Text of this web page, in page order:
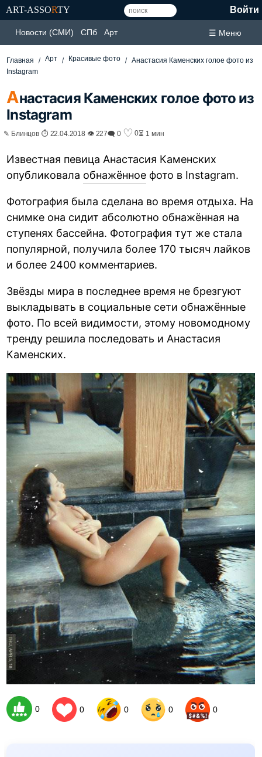
ART-ASSORTY Войти
Новости (СМИ) СПб Арт ☰ Меню
Главная Арт Красивые фото
Анастасия Каменских голое фото из
Instagram
Анастасия Каменских голое фото из
Instagram
✎ Блинцов ⏱ 22.04.2018 👁 227🗨 0 ♡ 0⏳ 1 мин
Известная певица Анастасия Каменских
опубликовала обнажённое фото в Instagram.
Фотография была сделана во время отдыха. На
снимке она сидит абсолютно обнажённая на
ступенях бассейна. Фотография тут же стала
популярной, получила более 170 тысяч лайков
и более 2400 комментариев.
Звёзды мира в последнее время не брезгуют
выкладывать в социальные сети обнажённые
фото. По всей видимости, этому новомодному
тренду решила последовать и Анастасия
Каменских.
0 0 0 0 0